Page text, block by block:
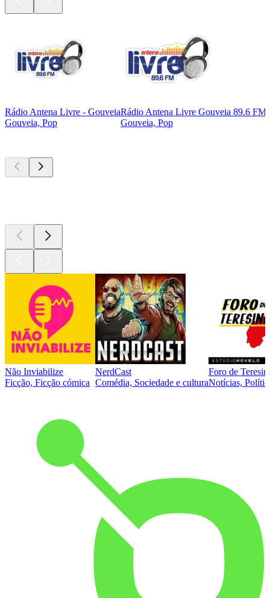
Rádio Antena Livre - Gouveia
Gouveia, Pop
Rádio Antena Livre Gouveia 89.6 FM
Gouveia, Pop
Não Inviabilize
Ficção, Ficção cómica
NerdCast
Comédia, Sociedade e cultura
Foro de
Notícias,